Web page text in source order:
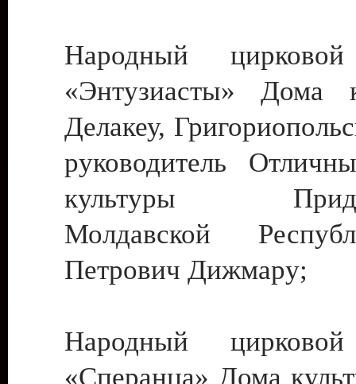
Народный цирковой
«Энтузиасты» Дома
Делакеу,
руководитель
культуры
Молдавской
Петрович Дижмару;
Народный цирковой
«Сперанца» Дома